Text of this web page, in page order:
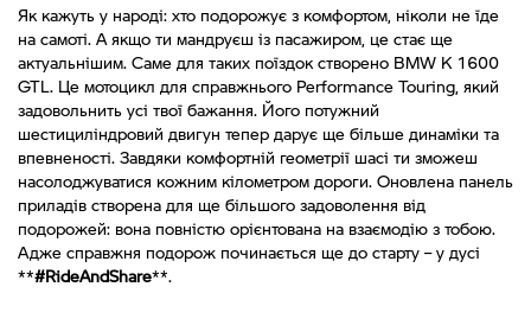
Як кажуть у народі: хто подорожує з комфортом, ніколи не їде
на самоті. А якщо ти мандруєш із пасажиром, це стає ще
актуальнішим. Саме для таких поїздок створено BMW K 1600
GTL. Це мотоцикл для справжнього Performance Touring, який
задовольнить усі твої бажання. Його потужний
шестициліндровий двигун тепер дарує ще більше динаміки та
впевненості. Завдяки комфортній геометрії шасі ти зможеш
насолоджуватися кожним кілометром дороги. Оновлена панель
приладів створена для ще більшого задоволення від
подорожей: вона повністю орієнтована на взаємодію з тобою.
Адже справжня подорож починається ще до старту – у дусі
**#RideAndShare**.